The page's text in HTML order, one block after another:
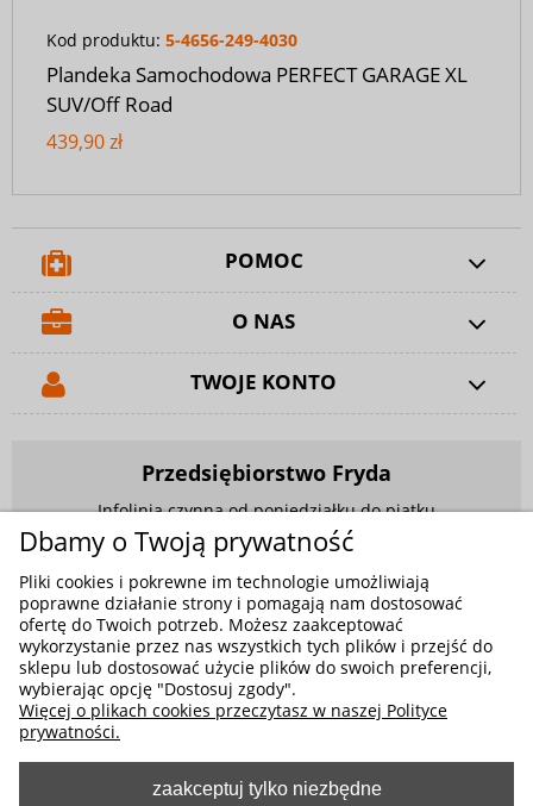
Kod produktu: 5-4656-249-4030
Plandeka Samochodowa PERFECT GARAGE XL
SUV/Off Road
439,90 zł
POMOC
O NAS
TWOJE KONTO
Przedsiębiorstwo Fryda
Infolinia czynna od poniedziałku do piątku
w godzinach 9.00 - 17.00
881 703 704
E-mail:sklep@fryda.com.pl
Sklepy stacjonarne:
ul. Składowa 26, 34-400 Nowy Targ
ul. Żywiecka 91, 43-300 Bielsko-Biała
Dbamy o Twoją prywatność
Pliki cookies i pokrewne im technologie umożliwiają
poprawne działanie strony i pomagają nam dostosować
ofertę do Twoich potrzeb. Możesz zaakceptować
wykorzystanie przez nas wszystkich tych plików i przejść do
sklepu lub dostosować użycie plików do swoich preferencji,
wybierając opcję "Dostosuj zgody".
Więcej o plikach cookies przeczytasz w naszej Polityce
prywatności.
zaakceptuj tylko niezbędne